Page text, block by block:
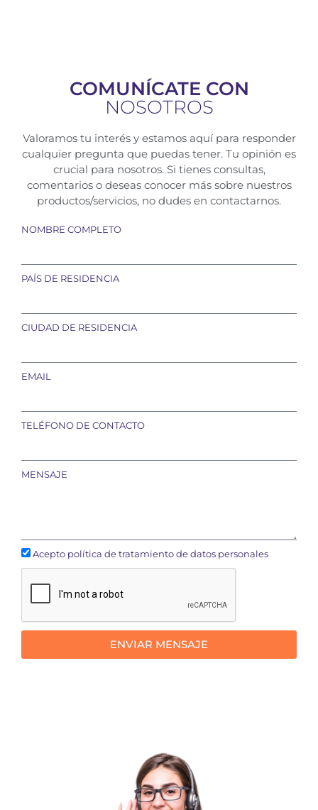
COMUNÍCATE CON
NOSOTROS
Valoramos tu interés y estamos aquí para responder
cualquier pregunta que puedas tener. Tu opinión es
crucial para nosotros. Si tienes consultas,
comentarios o deseas conocer más sobre nuestros
productos/servicios, no dudes en contactarnos.
NOMBRE COMPLETO
PAÍS DE RESIDENCIA
CIUDAD DE RESIDENCIA
EMAIL
TELÉFONO DE CONTACTO
MENSAJE
Acepto política de tratamiento de datos personales
ENVIAR MENSAJE